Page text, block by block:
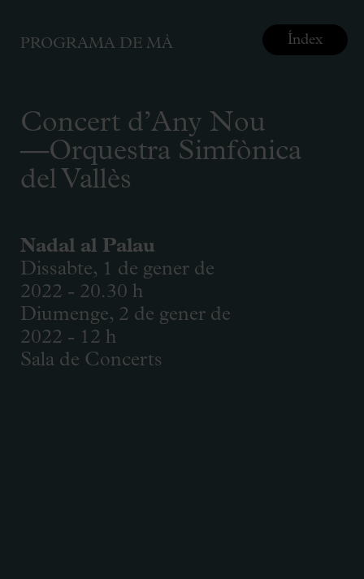
PROGRAMA DE MÀ
Concert d’Any Nou
—Orquestra Simfònica
del Vallès
Nadal al Palau
Dissabte, 1 de gener de
2022 - 20.30 h
Diumenge, 2 de gener de
2022 - 12 h
Sala de Concerts
Índex